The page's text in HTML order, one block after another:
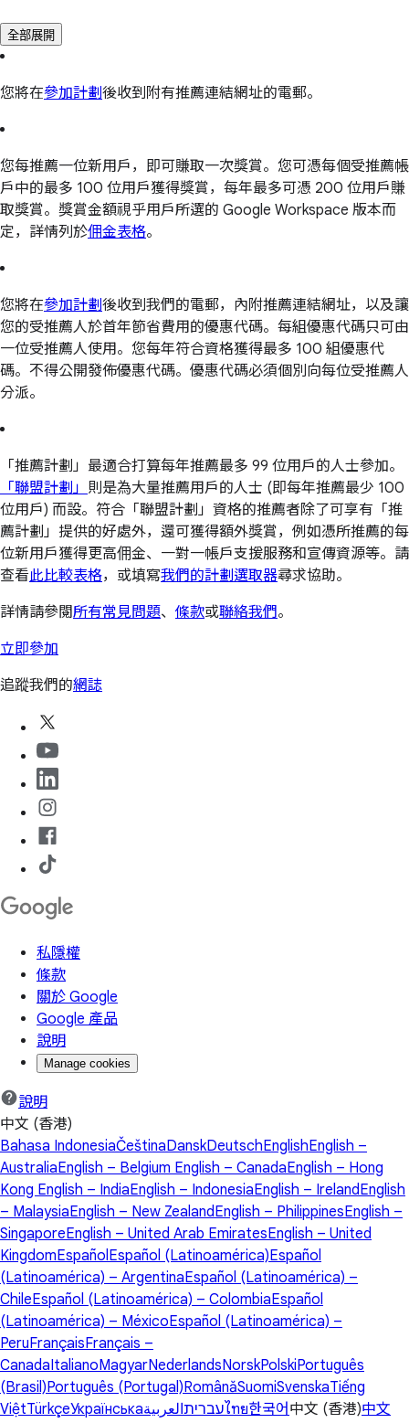
全部展開
您將在參加計劃後收到附有推薦連結網址的電郵。
您每推薦一位新用戶，即可賺取一次獎賞。您可憑每個受推薦帳
戶中的最多 100 位用戶獲得獎賞，每年最多可憑 200 位用戶賺
取獎賞。獎賞金額視乎用戶所選的 Google Workspace 版本而
定，詳情列於佣金表格。
您將在參加計劃後收到我們的電郵，內附推薦連結網址，以及讓
您的受推薦人於首年節省費用的優惠代碼。每組優惠代碼只可由
一位受推薦人使用。您每年符合資格獲得最多 100 組優惠代
碼。不得公開發佈優惠代碼。優惠代碼必須個別向每位受推薦人
分派。
「推薦計劃」最適合打算每年推薦最多 99 位用戶的人士參加。
「聯盟計劃」 則是為大量推薦用戶的人士 (即每年推薦最少 100
位用戶) 而設。符合「聯盟計劃」資格的推薦者除了可享有「推
薦計劃」提供的好處外，還可獲得額外獎賞，例如憑所推薦的每
位新用戶獲得更高佣金、一對一帳戶支援服務和宣傳資源等。請
查看此比較表格，或填寫我們的計劃選取器尋求協助。
詳情請參閱所有常見問題、 條款或聯絡我們。
立即參加
追蹤我們的網誌
私隱權
條款
關於 Google
Google 產品
說明
Manage cookies
說明
中文 (香港)
Bahasa IndonesiaČeštinaDanskDeutschEnglishEnglish –
AustraliaEnglish – Belgium English – CanadaEnglish – Hong
Kong English – IndiaEnglish – IndonesiaEnglish – IrelandEnglish
– MalaysiaEnglish – New ZealandEnglish – PhilippinesEnglish –
SingaporeEnglish – United Arab EmiratesEnglish – United
KingdomEspañolEspañol (Latinoamérica)Español
(Latinoamérica) – ArgentinaEspañol (Latinoamérica) –
ChileEspañol (Latinoamérica) – ColombiaEspañol
(Latinoamérica) – MéxicoEspañol (Latinoamérica) –
PeruFrançaisFrançais –
CanadaItalianoMagyarNederlandsNorskPolskiPortuguês
(Brasil)Português (Portugal)RomânăSuomiSvenskaTiếng
ViệtTürkçeУкраїнська עבריתالعربية ไทย한국어 中文 (香港)中文